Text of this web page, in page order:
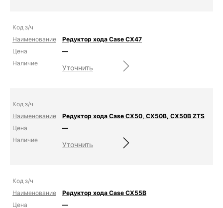
Редуктор хода Case CX47
—
Уточнить
Редуктор хода Case CX50, CX50B, CX50B ZTS
—
Уточнить
Редуктор хода Case CX55B
—